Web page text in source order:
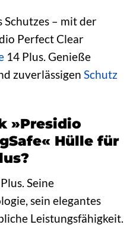
Schutzes – mit der
Perfect Clear
14 Plus. Genieße
zuverlässigen Schutz
»Presidio
Hülle für
Seine
sein elegantes
Leistungsfähigkeit.